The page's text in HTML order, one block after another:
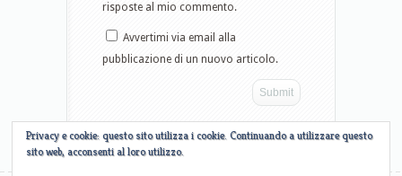
risposte al mio commento.
Avvertimi via email alla
pubblicazione di un nuovo articolo.
Privacy e cookie: questo sito utilizza i cookie. Continuando a utilizzare questo
sito web, acconsenti al loro utilizzo.